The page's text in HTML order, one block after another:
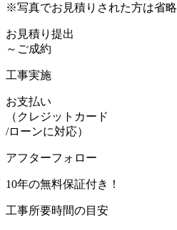
※写真でお見積りされた方は省略
お見積り提出
～ご成約
工事実施
お支払い
（クレジットカード
/ローンに対応）
アフターフォロー
10年の無料保証付き！
工事所要時間の目安